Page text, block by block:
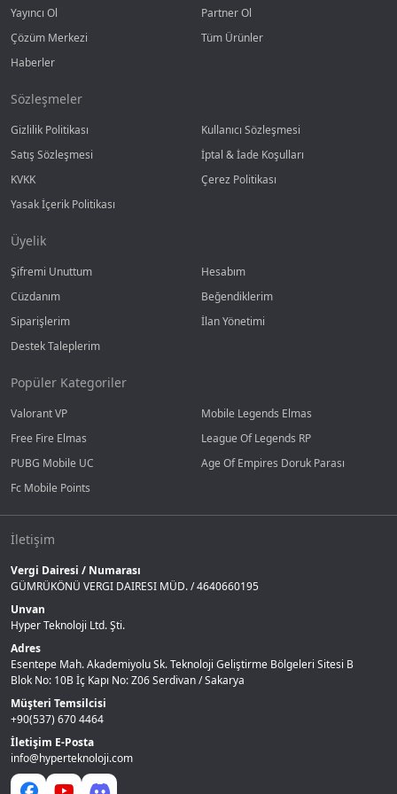
Yayıncı Ol
Partner Ol
Çözüm Merkezi
Tüm Ürünler
Haberler
Sözleşmeler
Gizlilik Politikası
Kullanıcı Sözleşmesi
Satış Sözleşmesi
İptal & İade Koşulları
KVKK
Çerez Politikası
Yasak İçerik Politikası
Üyelik
Şifremi Unuttum
Hesabım
Cüzdanım
Beğendiklerim
Siparişlerim
İlan Yönetimi
Destek Taleplerim
Popüler Kategoriler
Valorant VP
Mobile Legends Elmas
Free Fire Elmas
League Of Legends RP
PUBG Mobile UC
Age Of Empires Doruk Parası
Fc Mobile Points
İletişim
Vergi Dairesi / Numarası
GÜMRÜKÖNÜ VERGI DAIRESI MÜD. / 4640660195
Unvan
Hyper Teknoloji Ltd. Şti.
Adres
Esentepe Mah. Akademiyolu Sk. Teknoloji Geliştirme Bölgeleri Sitesi B
Blok No: 10B İç Kapı No: Z06 Serdivan / Sakarya
Müşteri Temsilcisi
+90(537) 670 4464
İletişim E-Posta
info@hyperteknoloji.com